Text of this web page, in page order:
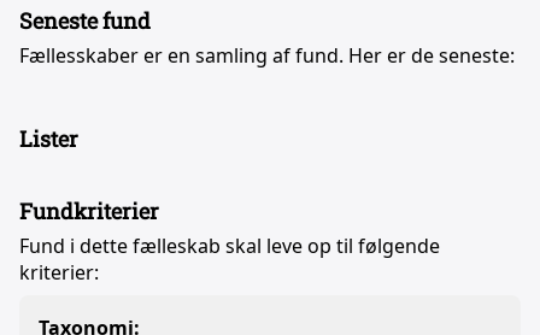
Seneste fund
Fællesskaber er en samling af fund. Her er de seneste:
Lister
Fundkriterier
Fund i dette fælleskab skal leve op til følgende
kriterier:
Taxonomi: